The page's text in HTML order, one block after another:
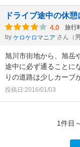
ドライブ途中の休
4.0 旅行
by ケロケロマニア さん（男
旭川市街地から、旭岳
途中に必ず通ることに
りの道路は少しカーブ
投稿日:2016/01/03
1件目